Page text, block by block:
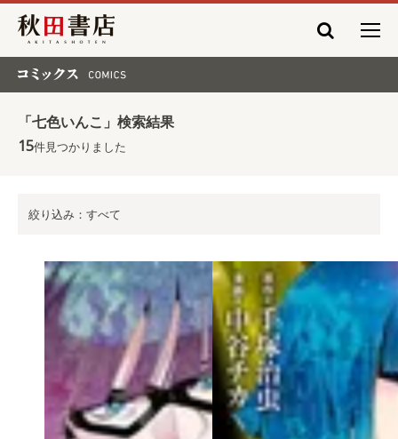
秋田書店
「七色いんこ」検索結果
15件見つかりました
絞り込み：すべて